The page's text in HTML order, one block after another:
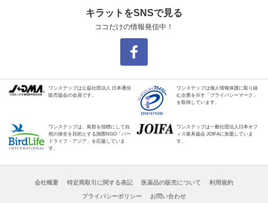
キラットをSNSで見る
ココだけの情報発信中！
ワンステップは公益社団法人 日本通信
販売協会の会員です。
ワンステップは個人情報保護に取り組
む企業を示す「プライバシーマーク」
を取得しています。
ワンステップは、鳥類を指標にして自
然の保全を目的とする国際NGO「バー
ドライフ・アジア」を応援していま
す。
ワンステップは一般社団法人日本オフ
ィス家具協会 JOIFAに加盟していま
す。
会社概要 特定商取引に関する表記 医薬品の販売について 利用規約
プライバシーポリシー お問い合わせ